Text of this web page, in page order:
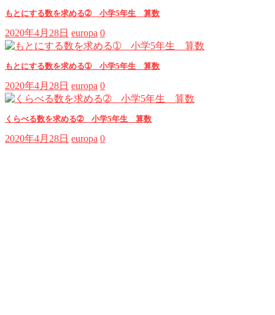
もとにする数を求める➁ 小学5年生 算数
2020年4月28日 europa 0
もとにする数を求める➀ 小学5年生 算数
2020年4月28日 europa 0
くらべる数を求める➁ 小学5年生 算数
2020年4月28日 europa 0